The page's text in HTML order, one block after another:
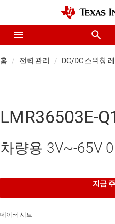
홈 전력 관리 DC/DC 스위칭
LMR36503E-
차량용 3V~-65V
지금
데이터 시트